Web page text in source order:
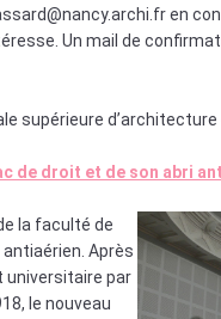
en
Un mail de
supérieure d’architecture
de droit et de son abri
la faculté de
Après
universitaire par
le nouveau